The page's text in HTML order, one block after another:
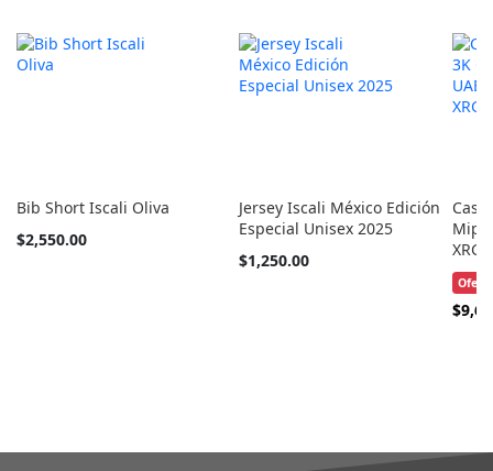
Bib Short Iscali Oliva
Tan
$2,550.00
Jersey Iscali México Edición
Especial Unisex 2025
Tan
$1,250.00
Mips
XRG
Precio